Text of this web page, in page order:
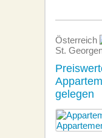
Österreich
St.
gelegen